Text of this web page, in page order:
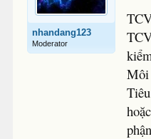
nhandang123
Moderator
Môi